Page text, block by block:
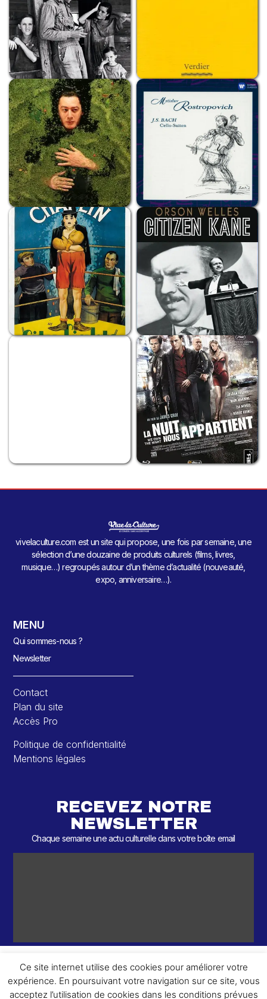
vivelaculture.com est un site qui propose, une fois par semaine, une
sélection d’une douzaine de produits culturels (films, livres,
musique…) regroupés autour d’un thème d’actualité (nouveauté,
expo, anniversaire…).
MENU
Qui sommes-nous ?
Newsletter
Contact
Plan du site
Accès Pro
Politique de confidentialité
Mentions légales
RECEVEZ NOTRE
NEWSLETTER
Chaque semaine une actu culturelle dans votre boîte email
© 2026 – 2 ème Round – Tous droits réservés.
Ce site internet utilise des cookies pour améliorer votre
expérience. En poursuivant votre navigation sur ce site, vous
acceptez l’utilisation de cookies dans les conditions prévues